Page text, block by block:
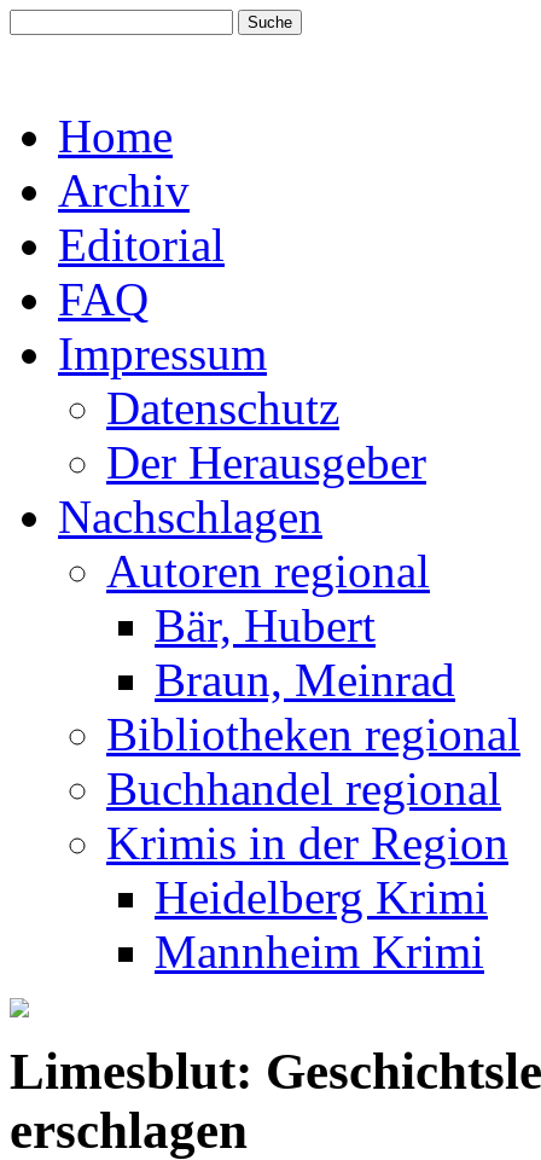
Home
Archiv
Editorial
FAQ
Impressum
Datenschutz
Der Herausgeber
Nachschlagen
Autoren regional
Bär, Hubert
Braun, Meinrad
Bibliotheken regional
Buchhandel regional
Krimis in der Region
Heidelberg Krimi
Mannheim Krimi
Limesblut:
erschlagen